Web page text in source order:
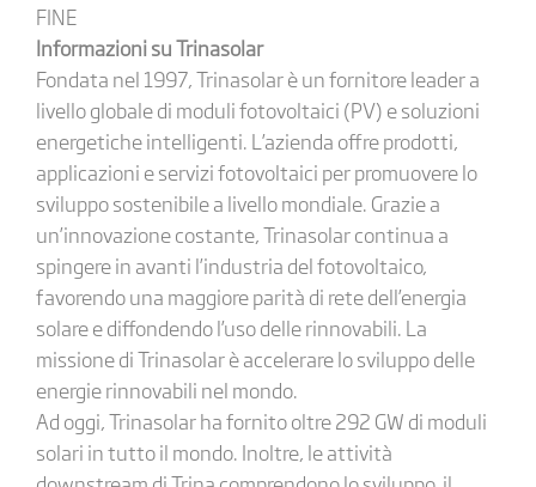
FINE
Informazioni su Trinasolar
Fondata nel 1997, Trinasolar è un fornitore leader a
livello globale di moduli fotovoltaici (PV) e soluzioni
energetiche intelligenti. L’azienda offre prodotti,
applicazioni e servizi fotovoltaici per promuovere lo
sviluppo sostenibile a livello mondiale. Grazie a
un’innovazione costante, Trinasolar continua a
spingere in avanti l’industria del fotovoltaico,
favorendo una maggiore parità di rete dell’energia
solare e diffondendo l’uso delle rinnovabili. La
missione di Trinasolar è accelerare lo sviluppo delle
energie rinnovabili nel mondo.
Ad oggi, Trinasolar ha fornito oltre 292 GW di moduli
solari in tutto il mondo. Inoltre, le attività